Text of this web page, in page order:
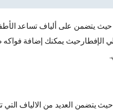
يتضمن على ألياف تساعد
علي الإفطارحيث يمكنك إضافة
يتضمن العديد من الالياف التي